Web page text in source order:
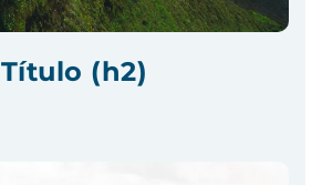
Título (h2)